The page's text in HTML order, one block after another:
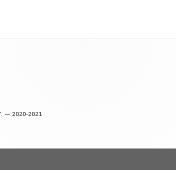
— 2020-2021